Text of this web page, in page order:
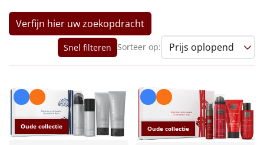
Alle kerstpakketten 2026
Thema
Rituals
Luxe
Verfijn hier uw zoekopdracht
Snel filteren Sorteer op:
Oude collectie Oude collectie